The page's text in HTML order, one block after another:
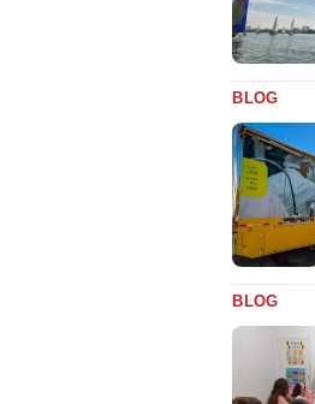
BLOG
BLOG